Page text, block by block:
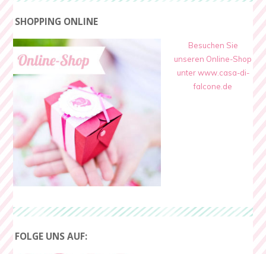
SHOPPING ONLINE
Besuchen Sie
unseren Online-Shop
unter www.casa-di-
falcone.de
FOLGE UNS AUF: